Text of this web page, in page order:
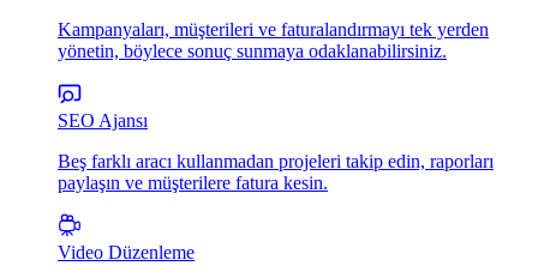
Kampanyaları, müşterileri ve faturalandırmayı tek yerden
yönetin, böylece sonuç sunmaya odaklanabilirsiniz.
SEO Ajansı
Beş farklı aracı kullanmadan projeleri takip edin, raporları
paylaşın ve müşterilere fatura kesin.
Video Düzenleme